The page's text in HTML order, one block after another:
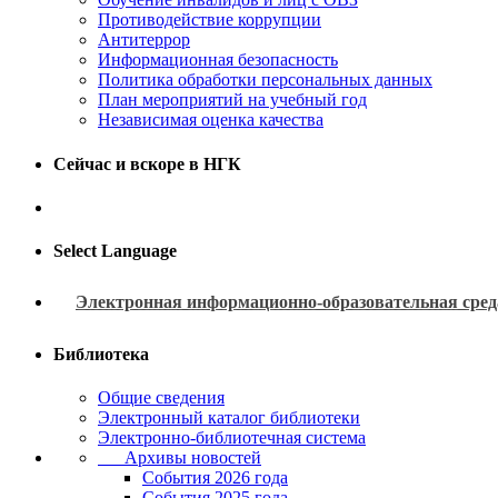
Противодействие коррупции
Антитеррор
Информационная безопасность
Политика обработки персональных данных
План мероприятий на учебный год
Независимая оценка качества
Сейчас и вскоре в НГК
Select Language
Электронная информационно-образовательная
Библиотека
Общие сведения
Электронный каталог библиотеки
Электронно-библиотечная система
Архивы новостей
Cобытия 2026 года